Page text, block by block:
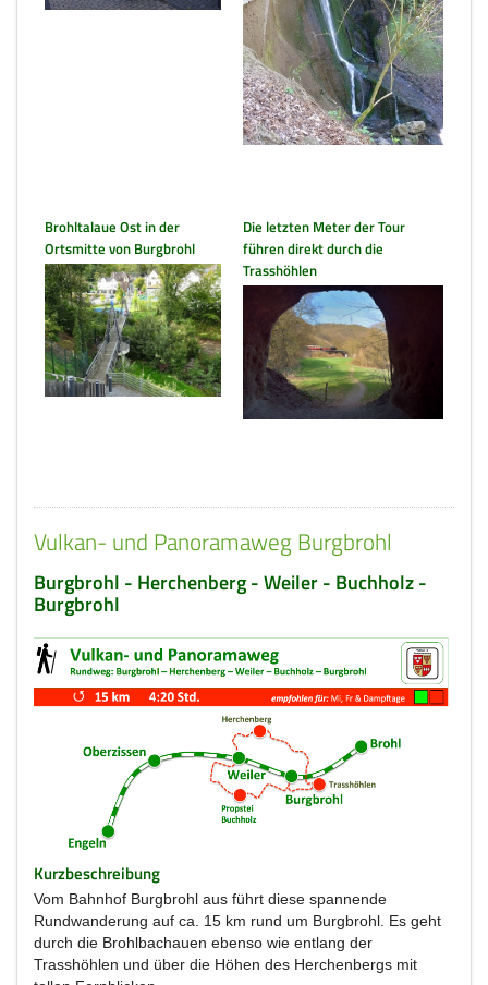
Brohltalaue Ost in der
Ortsmitte von Burgbrohl
Die letzten Meter der Tour
führen direkt durch die
Trasshöhlen
Vulkan- und Panoramaweg Burgbrohl
Burgbrohl - Herchenberg - Weiler - Buchholz -
Burgbrohl
Kurzbeschreibung
Vom Bahnhof Burgbrohl aus führt diese spannende
Rundwanderung auf ca. 15 km rund um Burgbrohl. Es geht
durch die Brohlbachauen ebenso wie entlang der
Trasshöhlen und über die Höhen des Herchenbergs mit